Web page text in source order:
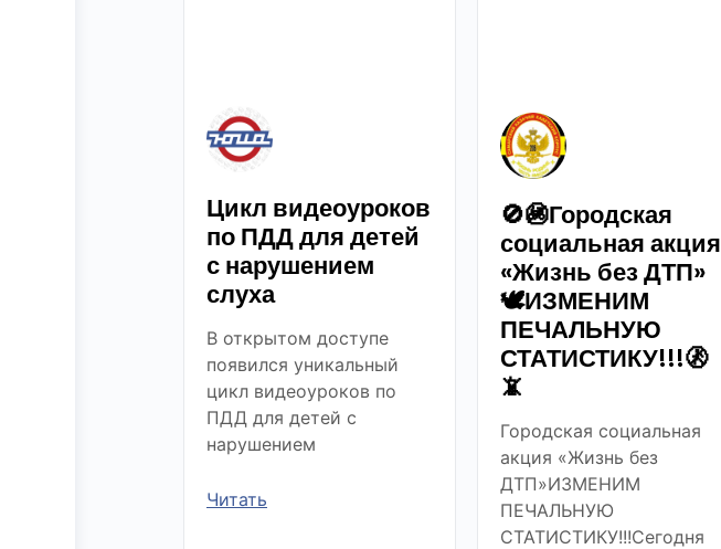
Цикл видеоуроков
по ПДД для детей
с нарушением
слуха
В открытом доступе
появился уникальный
цикл видеоуроков по
ПДД для детей с
нарушением
Читать
🚫🚳Городская
социальная акция
«Жизнь без ДТП»
🕊ИЗМЕНИМ
ПЕЧАЛЬНУЮ
СТАТИСТИКУ!!!🚷
📵
Городская социальная
акция «Жизнь без
ДТП»ИЗМЕНИМ
ПЕЧАЛЬНУЮ
СТАТИСТИКУ!!!Сегодня